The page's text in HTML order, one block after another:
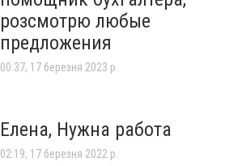
розсмотрю любые
предложения
00:37, 17 березня 2023 р.
Елена, Нужна работа
02:19, 17 березня 2022 р.